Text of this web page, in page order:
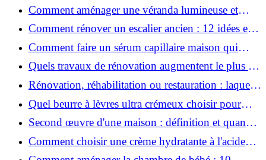
en hiver ?
Comment aménager une véranda lumineuse et
conviviale : 12 idées déco
Comment rénover un escalier ancien : 12 idées et
astuces faciles pas à pas
Comment faire un sérum capillaire maison qui
stimule réellement la pousse des cheveux ?
Quels travaux de rénovation augmentent le plus la
valeur d'une maison pour la revente ?
Rénovation, réhabilitation ou restauration : laquelle
convient le mieux à mon logement ?
Quel beurre à lèvres ultra crémeux choisir pour
lèvres sèches et gercées?
Second œuvre d'une maison : définition et quand
le réaliser
Comment choisir une crème hydratante à l'acide
hyaluronique et niacinamide ?